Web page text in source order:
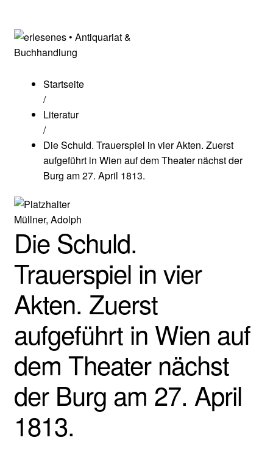
Startseite
/
Literatur
/
Die Schuld. Trauerspiel in vier Akten. Zuerst
aufgeführt in Wien auf dem Theater nächst der
Burg am 27. April 1813.
Müllner, Adolph
Die Schuld.
Trauerspiel in vier
Akten. Zuerst
aufgeführt in Wien auf
dem Theater nächst
der Burg am 27. April
1813.